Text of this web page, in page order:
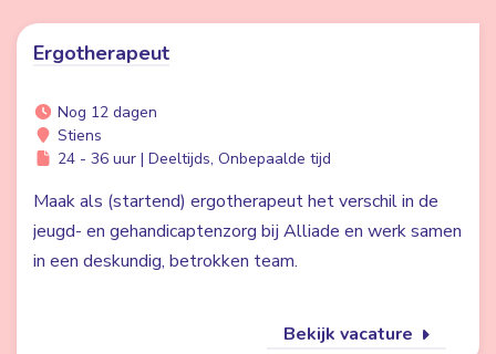
Ergotherapeut
Nog 12 dagen
Stiens
24 - 36 uur | Deeltijds, Onbepaalde tijd
Maak als (startend) ergotherapeut het verschil in de
jeugd- en gehandicaptenzorg bij Alliade en werk samen
in een deskundig, betrokken team.
Bekijk vacature